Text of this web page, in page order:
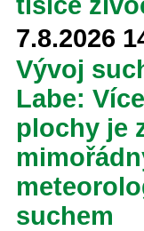
7.8.2026
Vývoj
Labe:
plochy je
suchem